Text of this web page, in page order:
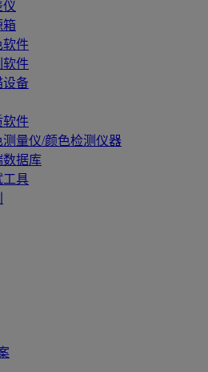
仪
箱
软件
软件
设备
软件
量仪/颜色检测仪器
数据库
工具